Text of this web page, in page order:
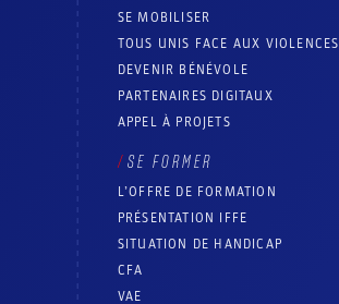
SE MOBILISER
TOUS UNIS FACE AUX VIOLENCES
DEVENIR BÉNÉVOLE
PARTENAIRES DIGITAUX
APPEL À PROJETS
SE FORMER
L’OFFRE DE FORMATION
PRÉSENTATION IFFE
SITUATION DE HANDICAP
CFA
VAE